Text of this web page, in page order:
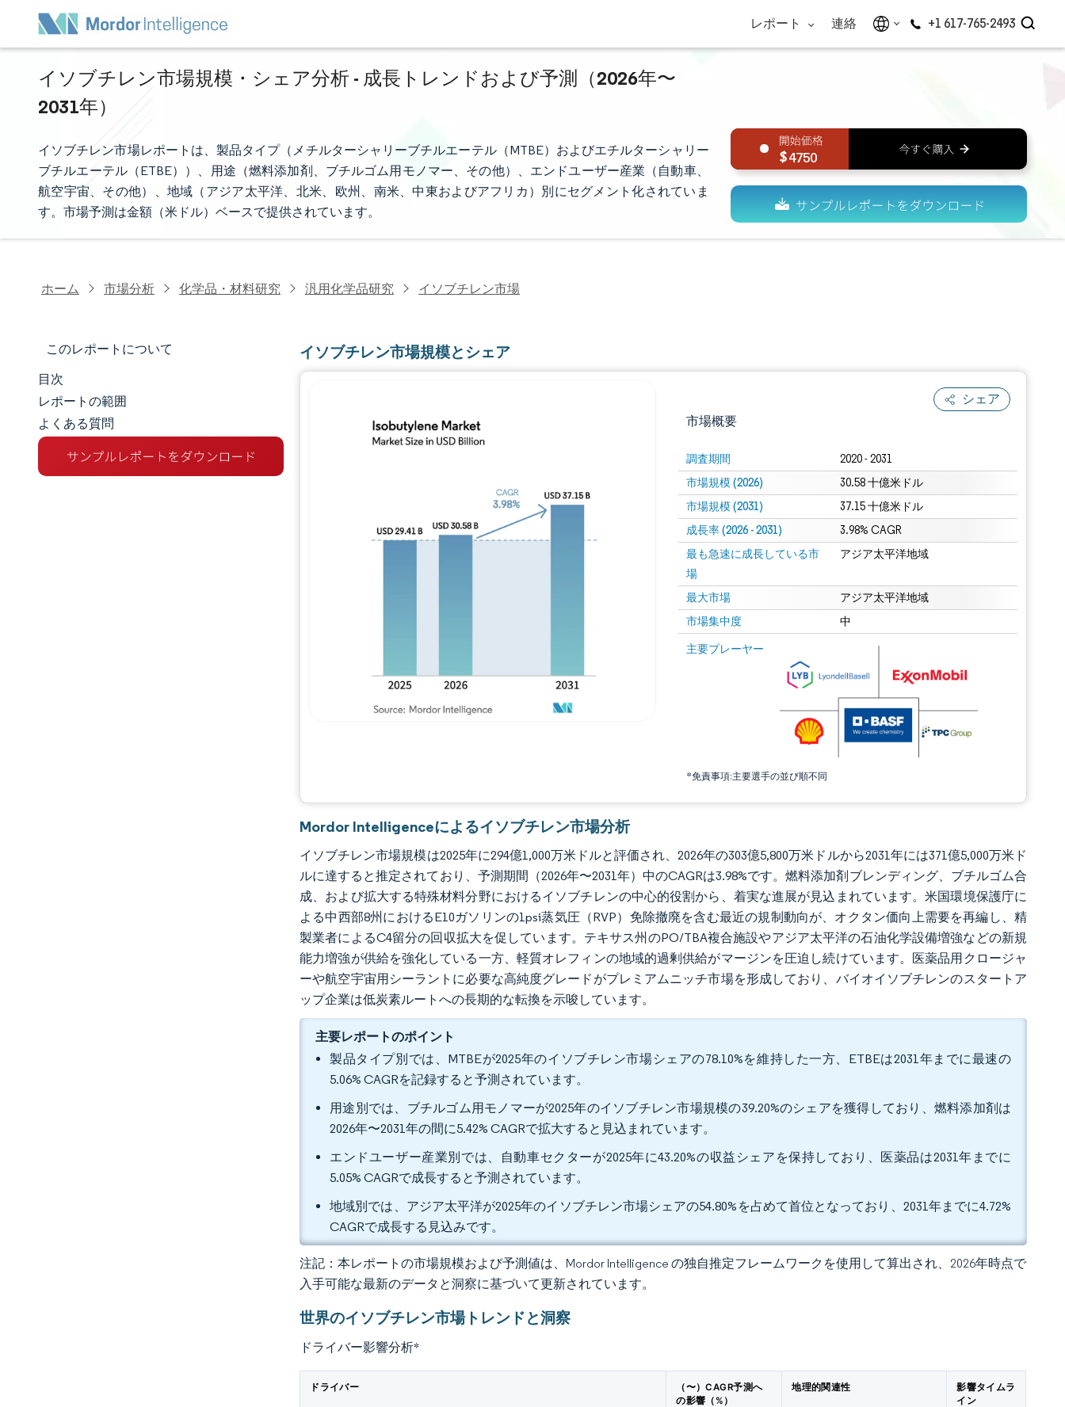
レポート 連絡 +1 617-765-2493
イソブチレン市場規模・シェア分析 - 成長トレンドおよび予測（2026年〜
2031年）
イソブチレン市場レポートは、製品タイプ（メチルターシャリーブチルエーテル（MTBE）およびエチルターシャリー
ブチルエーテル（ETBE））、用途（燃料添加剤、ブチルゴム用モノマー、その他）、エンドユーザー産業（自動車、
航空宇宙、その他）、地域（アジア太平洋、北米、欧州、南米、中東およびアフリカ）別にセグメント化されていま
す。市場予測は金額（米ドル）ベースで提供されています。
4750
ホーム 市場分析 化学品・材料研究 汎用化学品研究 イソブチレン市場
このレポートについて
市場規模とシェア
市場分析
トレンドとインサイト
目次
レポートの範囲
よくある質問
イソブチレン市場規模とシェア
シェア
市場概要
調査期間 2020 - 2031
市場規模 (2026) 30.58 十億米ドル
市場規模 (2031) 37.15 十億米ドル
成長率 (2026 - 2031) 3.98% CAGR
最も急速に成長している市
場
アジア太平洋地域
最大市場 アジア太平洋地域
市場集中度 中
主要プレーヤー
*免責事項:主要選手の並び順不同
画像 © Mordor Intelligence。再利用にはCC BY 4.0の表示が必要です。
画像 © Mordor Intelligence。再利用にはCC BY 4.0の表示が必要です。
Mordor Intelligenceによるイソブチレン市場分析
イソブチレン市場規模は2025年に294億1,000万米ドルと評価され、2026年の303億5,800万米ドルから2031年には371億5,000万米ド
ルに達すると推定されており、予測期間（2026年〜2031年）中のCAGRは3.98%です。燃料添加剤ブレンディング、ブチルゴム合
成、および拡大する特殊材料分野におけるイソブチレンの中心的役割から、着実な進展が見込まれています。米国環境保護庁に
よる中西部8州におけるE10ガソリンの1psi蒸気圧（RVP）免除撤廃を含む最近の規制動向が、オクタン価向上需要を再編し、精
製業者によるC4留分の回収拡大を促しています。テキサス州のPO/TBA複合施設やアジア太平洋の石油化学設備増強などの新規
能力増強が供給を強化している一方、軽質オレフィンの地域的過剰供給がマージンを圧迫し続けています。医薬品用クロージャ
ーや航空宇宙用シーラントに必要な高純度グレードがプレミアムニッチ市場を形成しており、バイオイソブチレンのスタートア
ップ企業は低炭素ルートへの長期的な転換を示唆しています。
主要レポートのポイント
製品タイプ別では、MTBEが2025年のイソブチレン市場シェアの78.10%を維持した一方、ETBEは2031年までに最速の
5.06% CAGRを記録すると予測されています。
用途別では、ブチルゴム用モノマーが2025年のイソブチレン市場規模の39.20%のシェアを獲得しており、燃料添加剤は
2026年〜2031年の間に5.42% CAGRで拡大すると見込まれています。
エンドユーザー産業別では、自動車セクターが2025年に43.20%の収益シェアを保持しており、医薬品は2031年までに
5.05% CAGRで成長すると予測されています。
地域別では、アジア太平洋が2025年のイソブチレン市場シェアの54.80%を占めて首位となっており、2031年までに4.72%
CAGRで成長する見込みです。
注記：本レポートの市場規模および予測値は、Mordor Intelligence の独自推定フレームワークを使用して算出され、2026年時点で
入手可能な最新のデータと洞察に基づいて更新されています。
世界のイソブチレン市場トレンドと洞察
ドライバー影響分析*
ドライバー
（〜）CAGR予測へ
の影響（%）
地理的関連性
影響タイムラ
イン